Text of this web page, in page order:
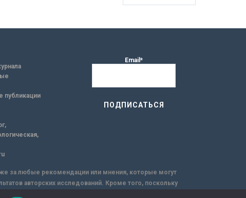
публикации
Email*
же за любые рекомендации или мнения, которые могут
авторских исследований. Кроме того, поскольку